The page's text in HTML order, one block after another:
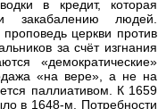
в кредит, которая
закабалению людей.
церкви против
за счёт изгнания
«демократические»
«на вере», а не на
паллиативом. К 1659
в 1648-м. Потребности